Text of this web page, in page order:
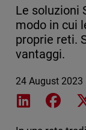
Le soluzioni
modo in cui
proprie reti.
vantaggi.
24 August 2023
Share on